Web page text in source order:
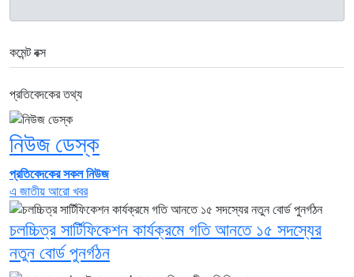
কমেন্ট বক্স
প্রতিবেদকের তথ্য
নিউজ ডেস্ক
প্রতিবেদকের সকল নিউজ
এ জাতীয় আরো খবর
চলচ্চিত্র সার্টিফিকেশন কার্যক্রমে গতি আনতে ১৫ সদস্যের
নতুন বোর্ড পুনর্গঠন